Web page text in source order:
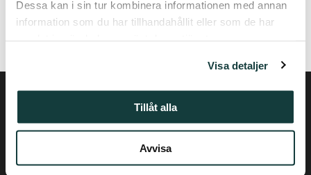
Dessa kan i sin tur kombinera informationen med annan
information som du har tillhandahållit eller som de har
Visa detaljer
Tillåt alla
Avvisa
Ilona Vanhakartano:
050 339 6070